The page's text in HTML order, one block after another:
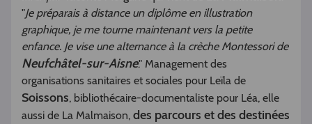
"Je préparais à distance un diplôme en illustration
graphique, je me tourne maintenant vers la petite
enfance. Je vise une alternance à la crèche Montessori de
Neufchâtel-sur-Aisne." Management des
organisations sanitaires et sociales pour Leïla de
Soissons, bibliothécaire-documentaliste pour Léa, elle
aussi de La Malmaison, des parcours et des destinées